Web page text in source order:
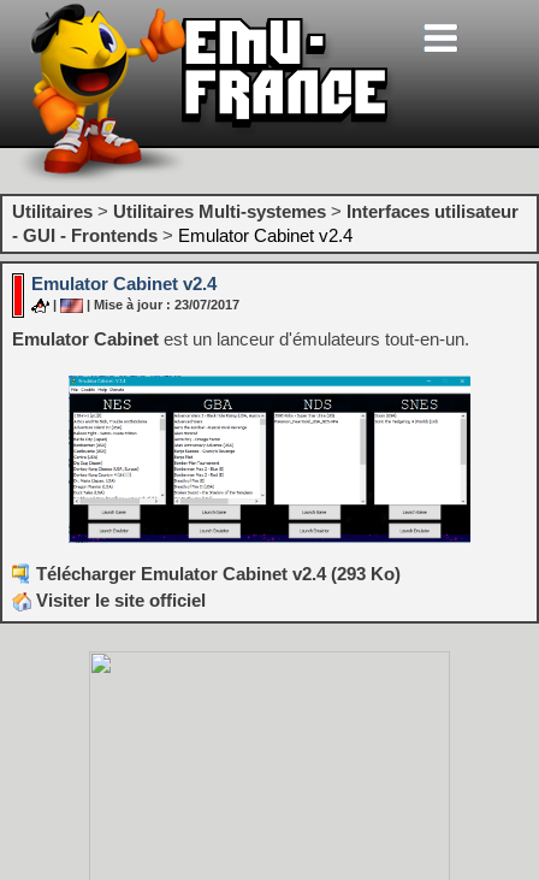
Utilitaires > Utilitaires Multi-systemes > Interfaces utilisateur
- GUI - Frontends > Emulator Cabinet v2.4
Emulator Cabinet v2.4
| | Mise à jour : 23/07/2017
Emulator Cabinet est un lanceur d'émulateurs tout-en-un.
Télécharger Emulator Cabinet v2.4 (293 Ko)
Visiter le site officiel